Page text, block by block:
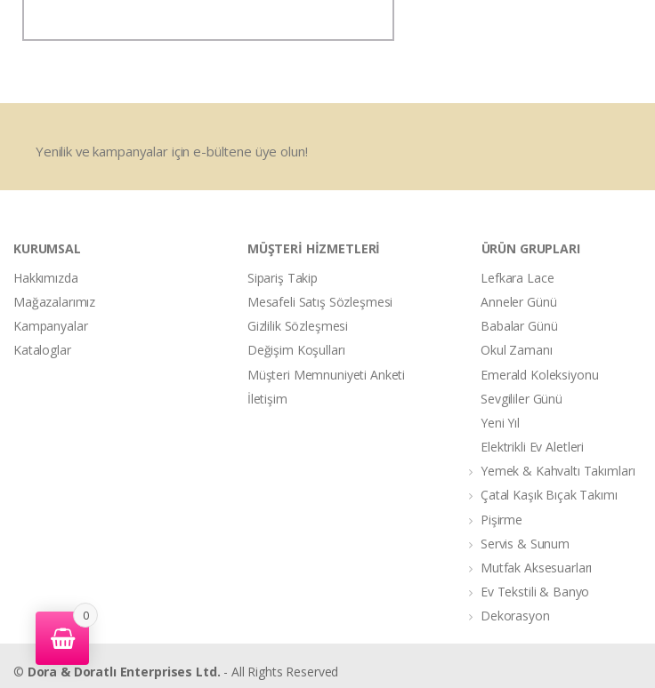
Yenilik ve kampanyalar için e-bültene üye olun!
KURUMSAL
Hakkımızda
Mağazalarımız
Kampanyalar
Kataloglar
MÜŞTERİ HİZMETLERİ
Sipariş Takip
Mesafeli Satış Sözleşmesi
Gizlilik Sözleşmesi
Değişim Koşulları
Müşteri Memnuniyeti Anketi
İletişim
ÜRÜN GRUPLARI
Lefkara Lace
Anneler Günü
Babalar Günü
Okul Zamanı
Emerald Koleksiyonu
Sevgililer Günü
Yeni Yıl
Elektrikli Ev Aletleri
Yemek & Kahvaltı Takımları
Çatal Kaşık Bıçak Takımı
Pişirme
Servis & Sunum
Mutfak Aksesuarları
Ev Tekstili & Banyo
Dekorasyon
© Dora & Doratlı Enterprises Ltd. - All Rights Reserved
0